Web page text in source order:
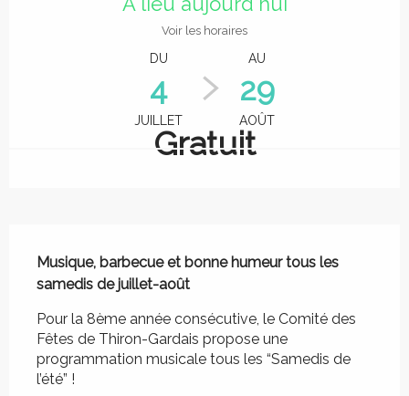
Voir les horaires
DU
4
JUILLET
AU
29
AOÛT
Gratuit
Musique, barbecue et bonne humeur tous les
samedis de juillet-août
Pour la 8ème année consécutive, le Comité des
Fêtes de Thiron-Gardais propose une
programmation musicale tous les “Samedis de
l’été” !